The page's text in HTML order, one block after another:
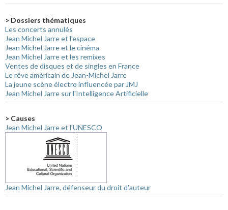
> Dossiers thématiques
Les concerts annulés
Jean Michel Jarre et l'espace
Jean Michel Jarre et le cinéma
Jean Michel Jarre et les remixes
Ventes de disques et de singles en France
Le rêve américain de Jean-Michel Jarre
La jeune scène électro influencée par JMJ
Jean Michel Jarre sur l'Intelligence Artificielle
> Causes
Jean Michel Jarre et l'UNESCO
Jean Michel Jarre, défenseur du droit d'auteur